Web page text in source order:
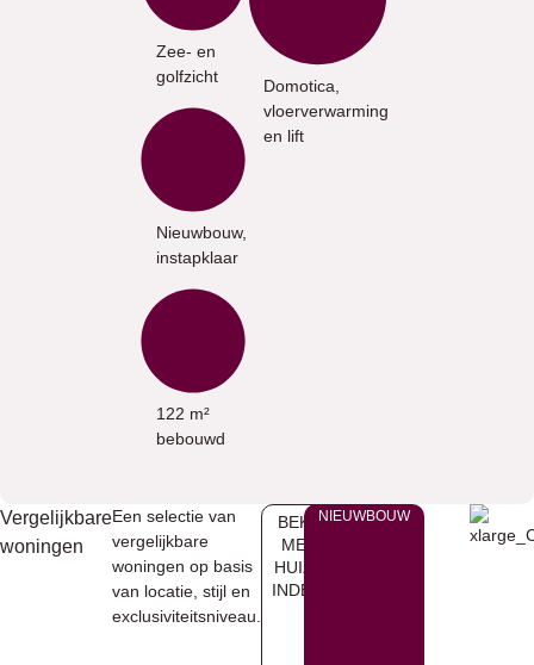
Zee- en
golfzicht
Nieuwbouw,
instapklaar
122 m²
bebouwd
Domotica,
vloerverwarming
en lift
Vergelijkbare
woningen
Een selectie van
vergelijkbare
woningen op basis
van locatie, stijl en
exclusiviteitsniveau.
BEKIJK
MEER
HUIZEN
INDENIA
NIEUWBOUW